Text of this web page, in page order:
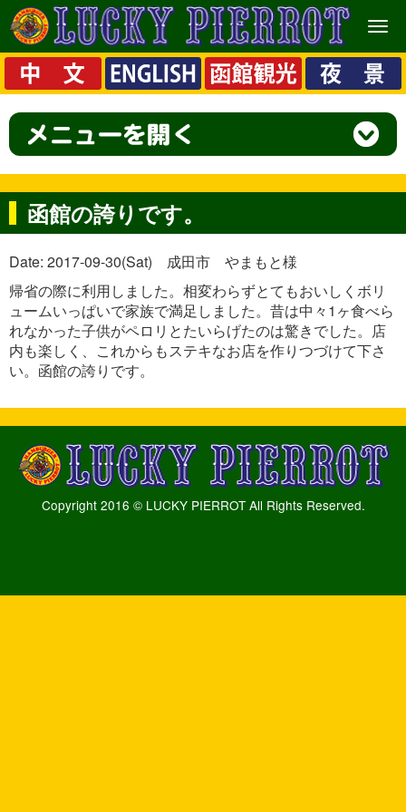
メ
ニ
ュ
ー
函館の誇りです。
Date: 2017-09-30(Sat) 成田市 やまもと様
帰省の際に利用しました。相変わらずとてもおいしくボリ
ュームいっぱいで家族で満足しました。昔は中々1ヶ食べら
れなかった子供がペロリとたいらげたのは驚きでした。店
内も楽しく、これからもステキなお店を作りつづけて下さ
い。函館の誇りです。
Copyright 2016 © LUCKY PIERROT All Rights Reserved.